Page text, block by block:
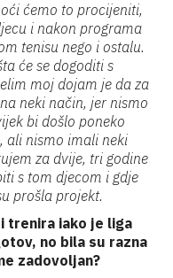
ćemo to procijeniti,
i nakon programa
tenisu nego i ostalu.
će se dogoditi s
moj dojam je da za
neki način, jer nismo
bi došlo poneko
ali nismo imali neki
za dvije, tri godine
s tom djecom i gdje
prošla projekt.
trenira iako je liga
no bila su razna
zadovoljan?